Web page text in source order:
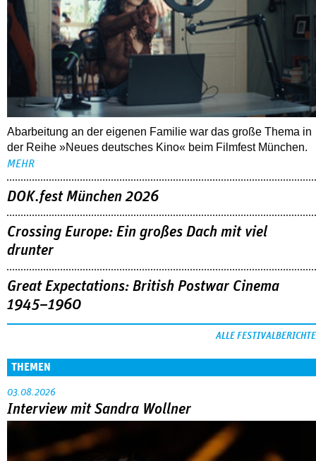
Abarbeitung an der eigenen Familie war das große Thema in
der Reihe »Neues deutsches Kino« beim Filmfest München.
MEHR
DOK.fest München 2026
Crossing Europe: Ein großes Dach mit viel
drunter
Great Expectations: British Postwar Cinema
1945–1960
ALLE FESTIVALBERICHTE
THEMEN
03.08.2026
Interview mit Sandra Wollner